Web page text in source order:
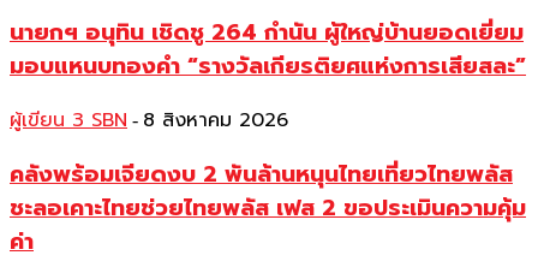
นายกฯ อนุทิน เชิดชู 264 กำนัน ผู้ใหญ่บ้านยอดเยี่ยม
มอบแหนบทองคำ “รางวัลเกียรติยศแห่งการเสียสละ”
ผู้เขียน 3 SBN - 8 สิงหาคม 2026
คลังพร้อมเจียดงบ 2 พันล้านหนุนไทยเที่ยวไทยพลัส
ชะลอเคาะไทยช่วยไทยพลัส เฟส 2 ขอประเมินความคุ้ม
ค่า